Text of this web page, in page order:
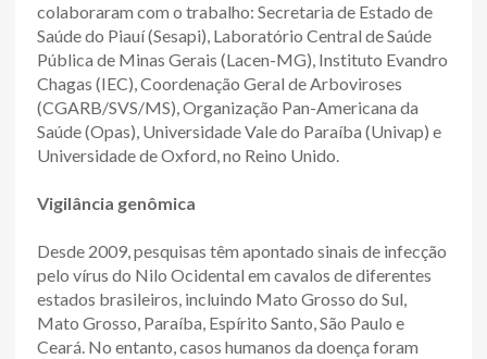
colaboraram com o trabalho: Secretaria de Estado de
Saúde do Piauí (Sesapi), Laboratório Central de Saúde
Pública de Minas Gerais (Lacen-MG), Instituto Evandro
Chagas (IEC), Coordenação Geral de Arboviroses
(CGARB/SVS/MS), Organização Pan-Americana da
Saúde (Opas), Universidade Vale do Paraíba (Univap) e
Universidade de Oxford, no Reino Unido.
Vigilância genômica
Desde 2009, pesquisas têm apontado sinais de infecção
pelo vírus do Nilo Ocidental em cavalos de diferentes
estados brasileiros, incluindo Mato Grosso do Sul,
Mato Grosso, Paraíba, Espírito Santo, São Paulo e
Ceará. No entanto, casos humanos da doença foram